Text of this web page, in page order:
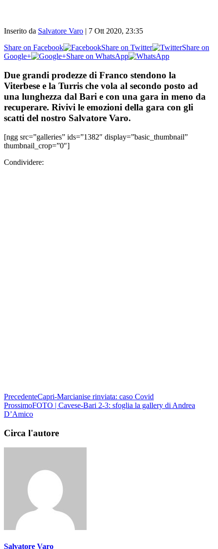
Inserito da Salvatore Varo | 7 Ott 2020, 23:35
Share on Facebook
Share on Twitter
Share on
Google+
Share on WhatsApp
Due grandi prodezze di Franco stendono la
Viterbese e la Turris che vola al secondo posto ad
una lunghezza dal Bari e con una gara in meno da
recuperare. Rivivi le emozioni della gara con gli
scatti del nostro Salvatore Varo.
[ngg src=”galleries” ids=”1382″ display=”basic_thumbnail”
thumbnail_crop=”0″]
Condividere:
PrecedenteCapri-Marcianise rinviata: caso Covid
ProssimoFOTO | Cavese-Bari 2-3: sfoglia la gallery di Andrea
D’Amico
Circa l'autore
Salvatore Varo